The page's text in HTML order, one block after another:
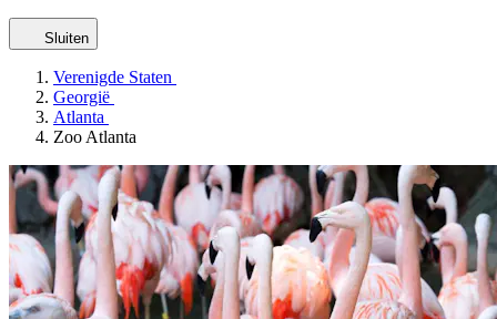
Sluiten
Verenigde Staten
Georgië
Atlanta
Zoo Atlanta